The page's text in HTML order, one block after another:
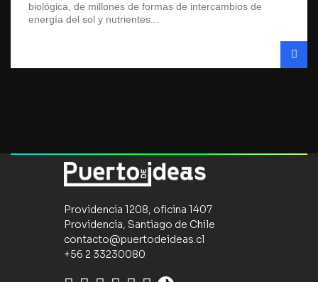
biológica, de millones de formas de intercambios de
energía del sol y nutrientes...
Providencia 1208, oficina 1407
Providencia, Santiago de Chile
contacto@puertodeideas.cl
+56 2 33230080